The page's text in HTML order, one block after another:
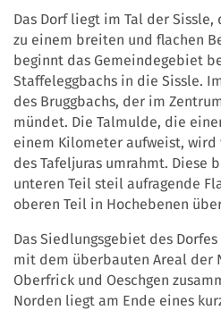
Das Dorf liegt im Tal der
zu einem breiten und flachen
beginnt das Gemeindegebiet
Staffeleggbachs in die Sissle.
des Bruggbachs, der im
mündet. Die Talmulde, die
einem Kilometer aufweist, wird
des Tafeljuras umrahmt. Diese
unteren Teil steil aufragende
oberen Teil in Hochebenen
Das Siedlungsgebiet des
mit dem überbauten Areal der
Oberfrick und Oeschgen
Norden liegt am Ende eines